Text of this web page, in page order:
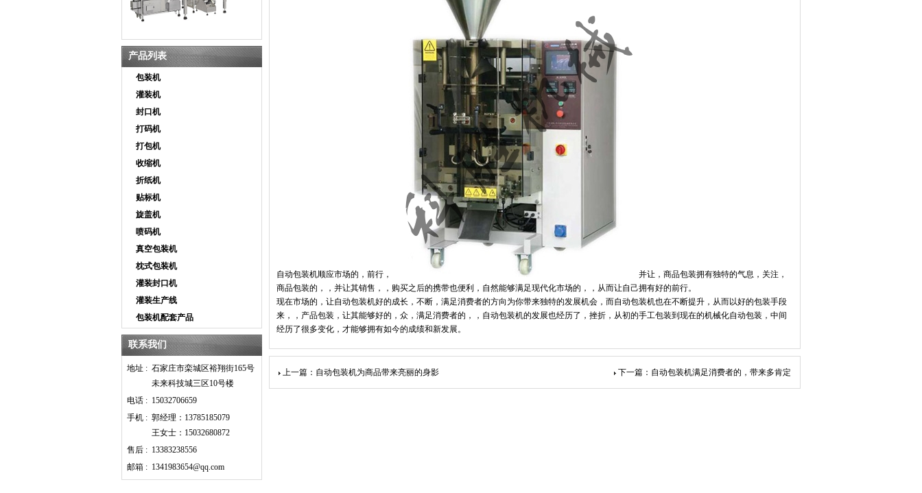
产品列表
包装机
灌装机
封口机
打码机
打包机
收缩机
折纸机
贴标机
旋盖机
喷码机
真空包装机
枕式包装机
灌装封口机
灌装生产线
包装机配套产品
联系我们
地址 : 石家庄市栾城区裕翔街165号
未来科技城三区10号楼
电话 : 15032706659
手机 : 郭经理：13785185079
王女士：15032680872
售后 : 13383238556
邮箱 : 1341983654@qq.com
自动包装机顺应市场的，前行，
并让，商品包装拥有独特的气息，关注，
商品包装的，，并让其销售，，购买之后的携带也便利，自然能够满足现代化市场的，，从而让自己拥有好的前行。
现在市场的，让自动包装机好的成长，不断，满足消费者的方向为你带来独特的发展机会，而自动包装机也在不断提升，从而以好的包装手段
来，，产品包装，让其能够好的，众，满足消费者的，，自动包装机的发展也经历了，挫折，从初的手工包装到现在的机械化自动包装，中间
经历了很多变化，才能够拥有如今的成绩和新发展。
上一篇：自动包装机为商品带来亮丽的身影 下一篇：自动包装机满足消费者的，带来多肯定